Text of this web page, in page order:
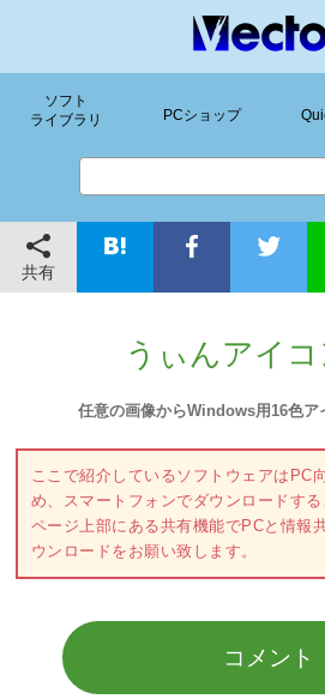
ソフト
ライブラリ
PCショップ
共有
うぃんアイ
任意の画像からWindows用16色ア
ここで紹介しているソフトウェアはPC
め、スマートフォンでダウンロードする
ページ上部にある共有機能でPCと情報
ウンロードをお願い致します。
コメント